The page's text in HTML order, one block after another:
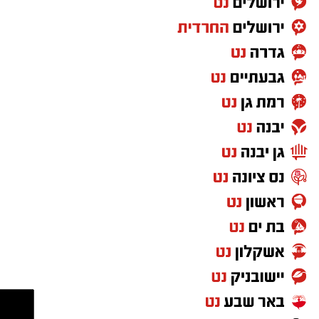
במהלך הבריחה ניגח החשוד ניידת משטרה
בעוצמה, פצע שוטרת שפונתה לקבלת טיפול
רפואי בבית החולים וגרם נזק כבד לכלי הרכב.
המרדף הדרמטי נמשך גם לאחר שהרכב הנמלט
נעצר; החשוד נמלט מהמקום רגלית, ובמהלך
הפעילות בוצע לעברו ירי שהביא לפציעתו. למרות
הפציעה, הוא המשיך בניסיונות ההימלטות.
בסריקות ממוקדות של כוחות המשטרה אותר
החשוד כשהוא מסתתר בתוך רכב אחר – שאותו
ניסה לגנוב באותם רגעים ממש במטרה להשלים
את הבריחה. מעצרו הוארך מעת לעת עד להגשת
כתב האישום היום, המלמד על ניסיון שיטתי מצדו
לגנוב שלושה כלי רכב שונים באותו היום.